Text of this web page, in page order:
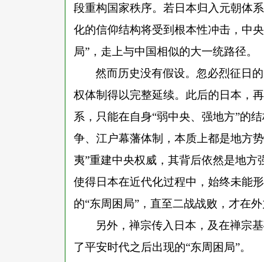
段重构国家秩序。若日本归入元朝体
化的信仰结构将受到根本性冲击，中
局”，走上与中国相似的大一统路径。
然而历史没有假设。忽必烈征日
权体制得以完整延续。此后的日本，
系，只能在自身“弱中央、强地方”的
争、江户幕藩体制，本质上都是地方
夷”重建中央权威，其背后依然是地
使得日本在近代化过程中，始终未能
的“东周困局”，直至二战战败，才在
另外，禅宗传入日本，及在禅宗
了平安时代之后出现的“东周困局”。